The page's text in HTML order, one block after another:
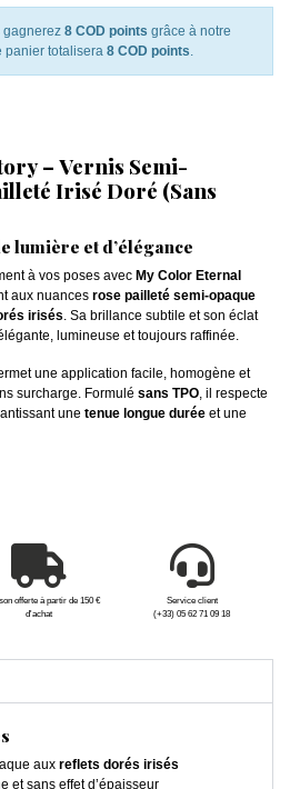
gagnerez 8 COD points grâce à notre
panier totalisera 8 COD points.
– Vernis Semi-
Irisé Doré (Sans
lumière et d’élégance
à vos poses avec My Color Eternal
aux nuances rose pailleté semi-opaque
irisés. Sa brillance subtile et son éclat
lumineuse et toujours raffinée.
une application facile, homogène et
surcharge. Formulé sans TPO, il respecte
une tenue longue durée et une
offerte à partir de 150 €
d'achat
Service client
(+33) 05 62 71 09 18
aux reflets dorés irisés
et sans effet d’épaisseur